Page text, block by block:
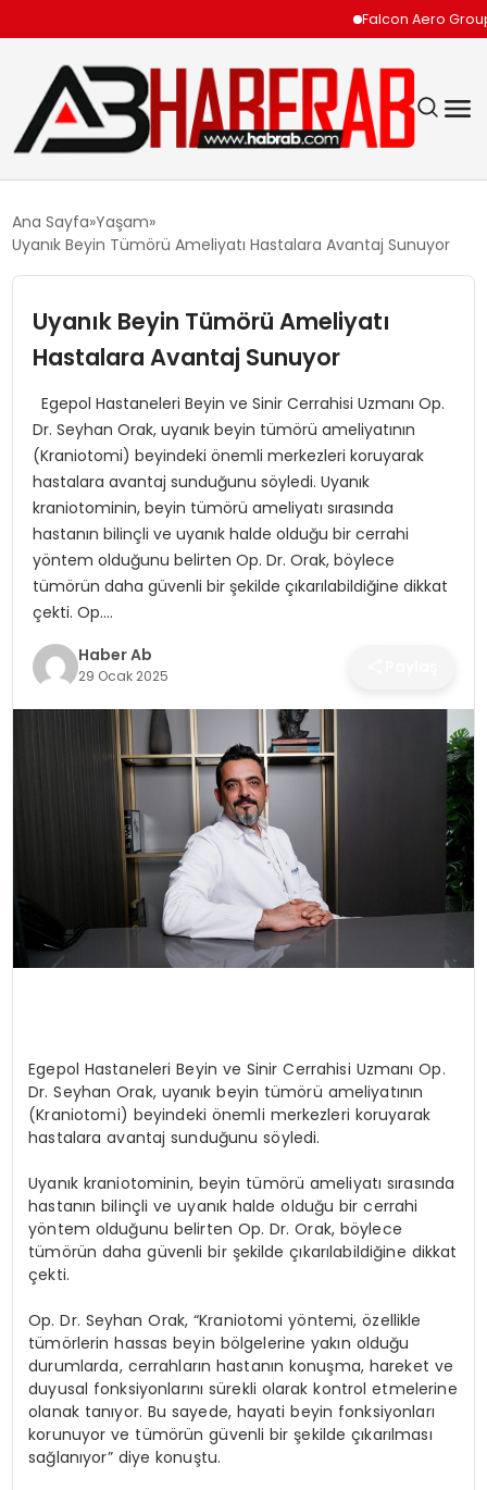
Falcon Aero Group,
SIYASET
SPOR
SAĞLIK
MAGAZIN
YAŞAM
Ana Sayfa Yaşam
Uyanık Beyin Tümörü Ameliyatı Hastalara Avantaj Sunuyor
Uyanık Beyin Tümörü Ameliyatı
Hastalara Avantaj Sunuyor
Egepol Hastaneleri Beyin ve Sinir Cerrahisi Uzmanı Op.
Dr. Seyhan Orak, uyanık beyin tümörü ameliyatının
(Kraniotomi) beyindeki önemli merkezleri koruyarak
hastalara avantaj sunduğunu söyledi. Uyanık
kraniotominin, beyin tümörü ameliyatı sırasında
hastanın bilinçli ve uyanık halde olduğu bir cerrahi
yöntem olduğunu belirten Op. Dr. Orak, böylece
tümörün daha güvenli bir şekilde çıkarılabildiğine dikkat
çekti. Op….
Haber Ab
29 Ocak 2025
Egepol Hastaneleri Beyin ve Sinir Cerrahisi Uzmanı Op.
Dr. Seyhan Orak, uyanık beyin tümörü ameliyatının
(Kraniotomi) beyindeki önemli merkezleri koruyarak
hastalara avantaj sunduğunu söyledi.
Uyanık kraniotominin, beyin tümörü ameliyatı sırasında
hastanın bilinçli ve uyanık halde olduğu bir cerrahi
yöntem olduğunu belirten Op. Dr. Orak, böylece
tümörün daha güvenli bir şekilde çıkarılabildiğine dikkat
çekti.
Op. Dr. Seyhan Orak, “Kraniotomi yöntemi, özellikle
tümörlerin hassas beyin bölgelerine yakın olduğu
durumlarda, cerrahların hastanın konuşma, hareket ve
duyusal fonksiyonlarını sürekli olarak kontrol etmelerine
olanak tanıyor. Bu sayede, hayati beyin fonksiyonları
korunuyor ve tümörün güvenli bir şekilde çıkarılması
sağlanıyor” diye konuştu.